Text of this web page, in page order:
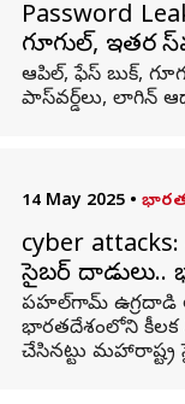
Password
గూగుల్, ఇతర
ఆపిల్, ఫేస్‌ బుక్,
పాస్‌వర్డ్‌లు, లాగిన్
14 May 2025 •
cyber
సైబర్
పహల్‌గామ్ ఉగ్రదాడి
భారతదేశంలోని కీలక
చేసినట్టు మహారాష్ట్ర